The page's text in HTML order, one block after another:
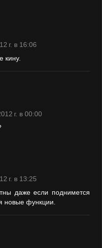
г. в 16:06
кину.
г. в 00:00
г. в 13:25
даже если поднимется
новые функции.